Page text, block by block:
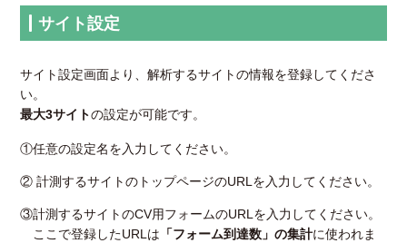
サイト設定
サイト設定画面より、解析するサイトの情報を登録してくださ
い。
最大3サイトの設定が可能です。
①任意の設定名を入力してください。
② 計測するサイトのトップページのURLを入力してください。
③計測するサイトのCV用フォームのURLを入力してください。
ここで登録したURLは 「フォーム到達数」の集計に使われま